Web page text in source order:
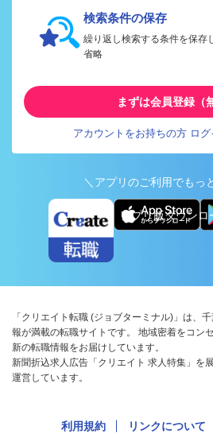
検索条件の保存
繰り返し検索する条件を保存
省略
まずは会員登録（
アカウントをお持ちの方 ログ
＼アプリのご利用でもっ
アプリ版ダウンロ
「クリエイト転職 (ジョブターミナル)」は、
報が満載の転職サイトです。 地域密着をコン
新の転職情報をお届けしています。
新聞折込求人広告「クリエイト 求人特集」を
運営しています。
利用規約 リンクについて